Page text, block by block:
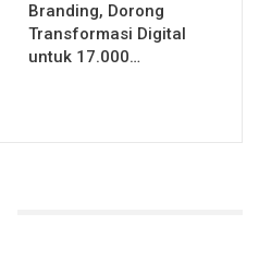
Branding, Dorong
Transformasi Digital
untuk 17.000…